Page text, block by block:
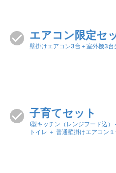
エアコン限定セ
壁掛けエアコン3台＋室外機3台
子育てセット
I型キッチン（レンジフード込）
トイレ ＋ 普通壁掛けエアコン１